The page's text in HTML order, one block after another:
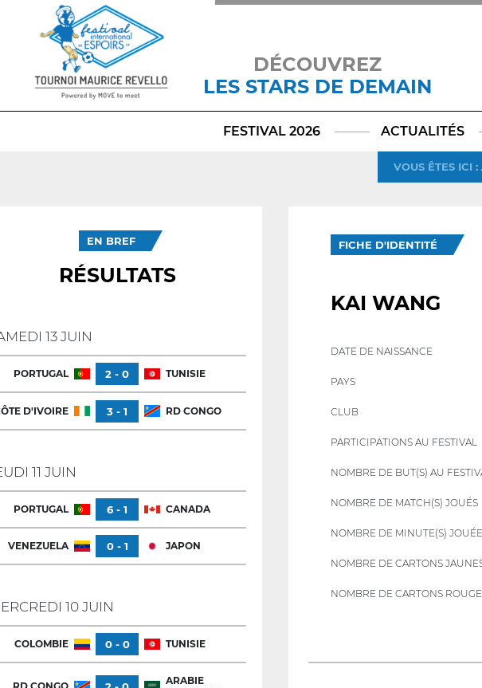
DÉCOUVREZ
LES STARS DE DEMAIN
FESTIVAL 2026 ACTUALITÉS
VOUS ÊTES ICI :
EN BREF
RÉSULTATS
13 JUIN
PORTUGAL 2 - 0 TUNISIE
D'IVOIRE 3 - 1 RD CONGO
11 JUIN
PORTUGAL 6 - 1 CANADA
VENEZUELA 0 - 1 JAPON
10 JUIN
COLOMBIE 0 - 0 TUNISIE
ARABIE
FICHE D'IDENTITÉ
KAI WANG
DATE DE NAISSANCE
PAYS
CLUB
PARTICIPATIONS AU FESTIVAL
NOMBRE DE BUT(S) AU
NOMBRE DE MATCH(S) JOUÉS
NOMBRE DE MINUTE(S)
NOMBRE DE CARTONS
NOMBRE DE CARTONS